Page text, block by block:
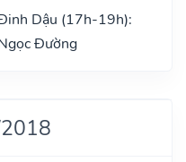
Dậu (17h-19h):
Đường